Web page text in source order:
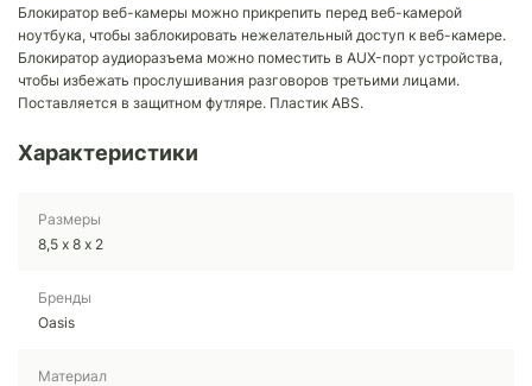
Блокиратор веб-камеры можно прикрепить перед веб-камерой
ноутбука, чтобы заблокировать нежелательный доступ к веб-камере.
Блокиратор аудиоразъема можно поместить в AUX-порт устройства,
чтобы избежать прослушивания разговоров третьими лицами.
Поставляется в защитном футляре. Пластик ABS.
Характеристики
Размеры
8,5 х 8 х 2
Бренды
Oasis
Материал